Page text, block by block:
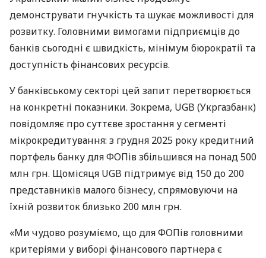
демонструвати гнучкість та шукає можливості для
розвитку. Головними вимогами підприємців до
банків сьогодні є швидкість, мінімум бюрократії та
доступність фінансових ресурсів.
У банківському секторі цей запит перетворюється
на конкретні показники. Зокрема, UGB (Укргазбанк)
повідомляє про суттєве зростання у сегменті
мікрокредитування: з грудня 2025 року кредитний
портфель банку для ФОПів збільшився на понад 500
млн грн. Щомісяця UGB підтримує від 150 до 200
представників малого бізнесу, спрямовуючи на
їхній розвиток близько 200 млн грн.
«Ми чудово розуміємо, що для ФОПів головними
критеріями у виборі фінансового партнера є